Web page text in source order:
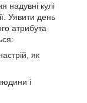
надувні кулі
Уявити день
атрибута
як
і